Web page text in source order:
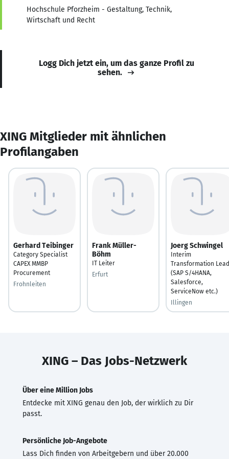
Hochschule Pforzheim - Gestaltung, Technik,
Wirtschaft und Recht
Logg Dich jetzt ein, um das ganze Profil zu
sehen.
XING Mitglieder mit ähnlichen
Profilangaben
Gerhard Teibinger
Category Specialist
CAPEX MMBP
Procurement
Frohnleiten
Frank Müller-
Böhm
IT Leiter
Erfurt
Joerg Schwingel
Interim
Transformation Lead
(SAP S/4HANA,
Salesforce,
ServiceNow etc.)
Illingen
XING – Das Jobs-Netzwerk
Über eine Million Jobs
Entdecke mit XING genau den Job, der wirklich zu Dir
passt.
Persönliche Job-Angebote
Lass Dich finden von Arbeitgebern und über 20.000